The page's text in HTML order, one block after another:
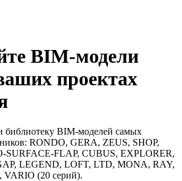
BIM-модели
проектах
библиотеку BIM-моделей самых
RONDO, GERA, ZEUS, SHOP,
SURFACE-FLAP, CUBUS, EXPLORER,
LEGEND, LOFT, LTD, MONA, RAY,
(20 серий).